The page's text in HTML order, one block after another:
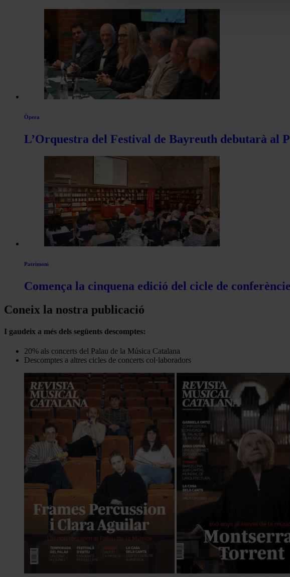
Òpera
L’Orquestra del Festival de Bayreuth debutarà al
Patrimoni
Comença la cinquena edició del cicle de
Coneix la nostra publicació
I gaudeix a més dels següents descomptes:
20% als concerts del Palau de la Música Catalana
Descomptes a altres cicles de concerts col·laboradors